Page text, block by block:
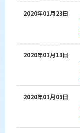
2020年01月28日
2020年01月18日
2020年01月06日